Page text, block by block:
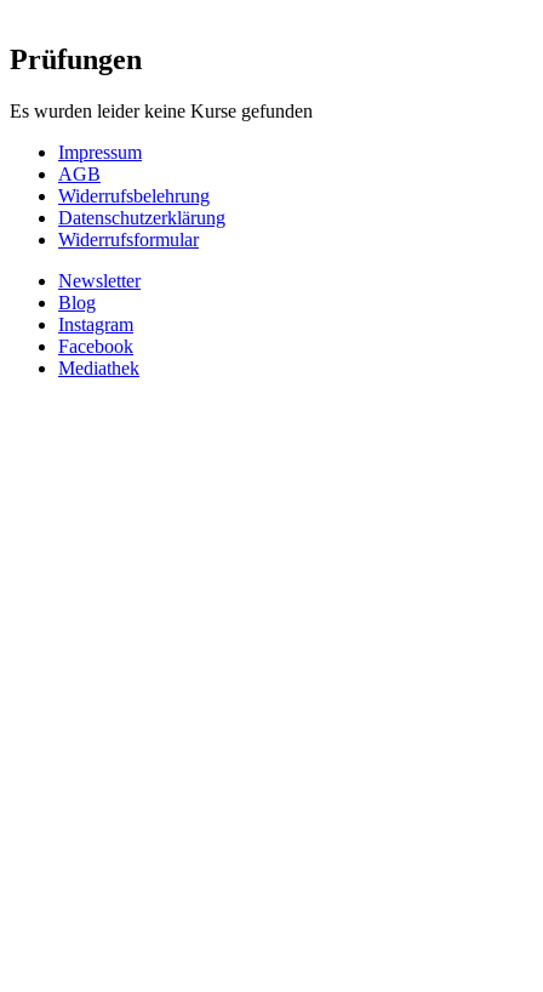
Prüfungen
Es wurden leider keine Kurse gefunden
Impressum
AGB
Widerrufsbelehrung
Datenschutzerklärung
Widerrufsformular
Newsletter
Blog
Instagram
Facebook
Mediathek